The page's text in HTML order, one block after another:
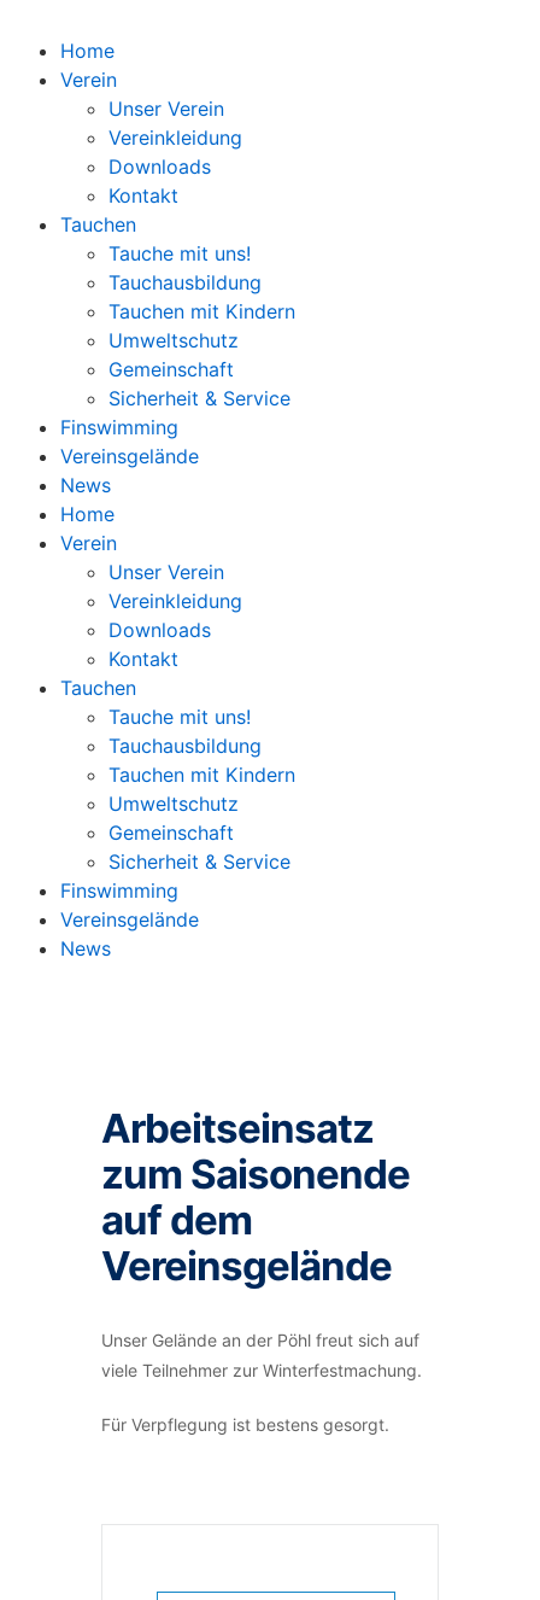
Home
Verein
Unser Verein
Vereinkleidung
Downloads
Kontakt
Tauchen
Tauche mit uns!
Tauchausbildung
Tauchen mit Kindern
Umweltschutz
Gemeinschaft
Sicherheit & Service
Finswimming
Vereinsgelände
News
Home
Verein
Unser Verein
Vereinkleidung
Downloads
Kontakt
Tauchen
Tauche mit uns!
Tauchausbildung
Tauchen mit Kindern
Umweltschutz
Gemeinschaft
Sicherheit & Service
Finswimming
Vereinsgelände
News
Arbeitseinsatz
zum Saisonende
auf dem
Vereinsgelände
Unser Gelände an der Pöhl freut sich auf
viele Teilnehmer zur Winterfestmachung.
Für Verpflegung ist bestens gesorgt.